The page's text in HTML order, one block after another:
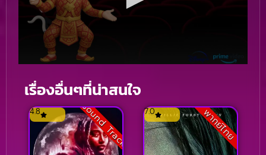
เรื่องอื่นๆที่น่าสนใจ
Sound Track
4.8 พากย์ไทย
7.0